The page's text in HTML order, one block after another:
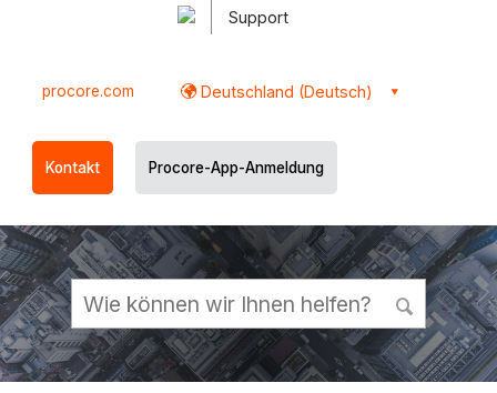
Support
procore.com Deutschland (Deutsch)
Kontakt Procore-App-Anmeldung